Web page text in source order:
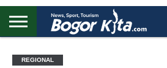
UTAMA
REGIONAL